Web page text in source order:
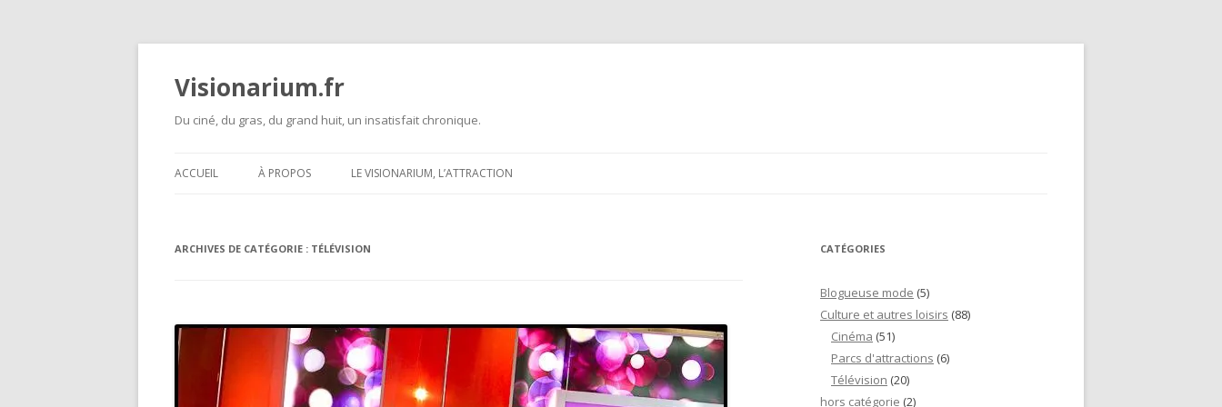
Visionarium.fr
Du ciné, du gras, du grand huit, un insatisfait chronique.
ACCUEIL À PROPOS LE VISIONARIUM, L’ATTRACTION
ARCHIVES DE CATÉGORIE : TÉLÉVISION CATÉGORIES
Blogueuse mode (5)
Culture et autres loisirs (88)
Cinéma (51)
Parcs d'attractions (6)
Télévision (20)
hors catégorie (2)